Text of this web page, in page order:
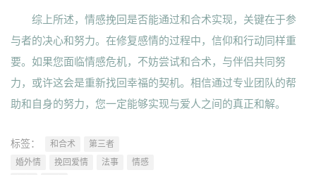
综上所述，情感挽回是否能通过和合术实现，关键在于参
与者的决心和努力。在修复感情的过程中，信仰和行动同样重
要。如果您面临情感危机，不妨尝试和合术，与伴侣共同努
力，或许这会是重新找回幸福的契机。相信通过专业团队的帮
助和自身的努力，您一定能够实现与爱人之间的真正和解。
标签： 和合术
第三者
婚外情
挽回爱情 法事
情感